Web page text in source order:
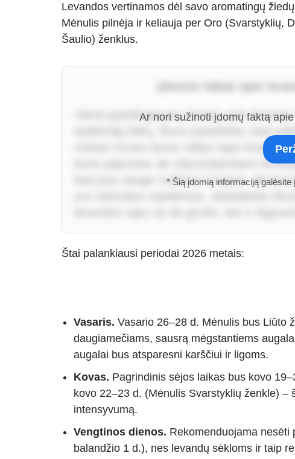
Levandos vertinamos dėl savo aromatingų
Mėnulis pilnėja ir keliauja per Oro (Svarstyklių,
Šaulio) ženklus.
Įdomūs faktai apie
Viena įspūdingiausių istorijų apie
mieste Grase (kuris vėliau tapo kvepalų
buvo paprasta: jie odą kvėpindavo
kad juos saugo malonus kvapas, tikroji
Ar nori sužinoti įdomų faktą apie
* Šią įdomią informaciją
Štai palankiausi periodai 2026 metais:
Vasaris. Vasario 26–28 d. Mėnulis bus Liūto
daugiamečiams, sausrą mėgstantiems
augalai bus atsparesni karščiui ir ligoms.
Kovas. Pagrindinis sėjos laikas bus kovo
kovo 22–23 d. (Mėnulis Svarstyklių ženkle)
intensyvumą.
Vengtinos dienos. Rekomenduojama nesėti
balandžio 1 d.), nes levandų sėkloms ir taip